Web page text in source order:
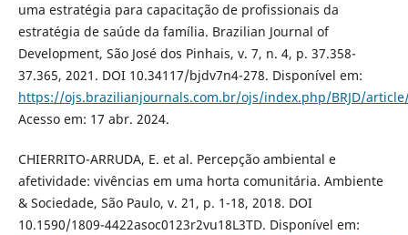
uma estratégia para capacitação de profissionais da
estratégia de saúde da família. Brazilian Journal of
Development, São José dos Pinhais, v. 7, n. 4, p. 37.358-
37.365, 2021. DOI 10.34117/bjdv7n4-278. Disponível em:
https://ojs.brazilianjournals.com.br/ojs/index.php/BRJD/
Acesso em: 17 abr. 2024.
CHIERRITO-ARRUDA, E. et al. Percepção ambiental e
afetividade: vivências em uma horta comunitária. Ambiente
& Sociedade, São Paulo, v. 21, p. 1-18, 2018. DOI
10.1590/1809-4422asoc0123r2vu18L3TD. Disponível em: